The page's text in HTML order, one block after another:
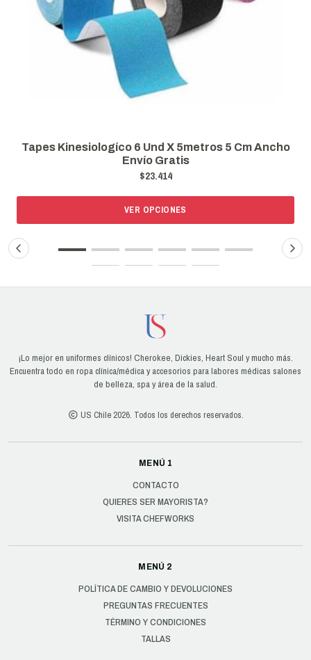
Tape Kinesiologico3 Rollos De 5 Mts Cada Rollo
5 Cm
$11.490
VER OPCIONES
¡Lo mejor en uniformes clínicos! Cherokee, Dickies, Heart Soul y mucho más.
Encuentra todo en ropa clínica/médica y accesorios para labores médicas salones
de belleza, spa y área de la salud.
US Chile 2026. Todos los derechos reservados.
MENÚ 1
CONTACTO
QUIERES SER MAYORISTA?
VISITA CHEFWORKS
MENÚ 2
POLÍTICA DE CAMBIO Y DEVOLUCIONES
PREGUNTAS FRECUENTES
TÉRMINO Y CONDICIONES
TALLAS